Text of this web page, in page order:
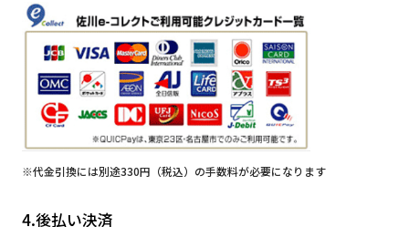
※代金引換には別途330円（税込）の手数料が必要になります
4.後払い決済